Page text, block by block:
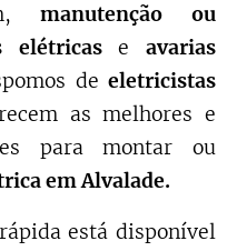
manutenção ou
elétricaseavarias
deeletricistas
as melhores e
para montar ou
em Alvalade.
está disponível